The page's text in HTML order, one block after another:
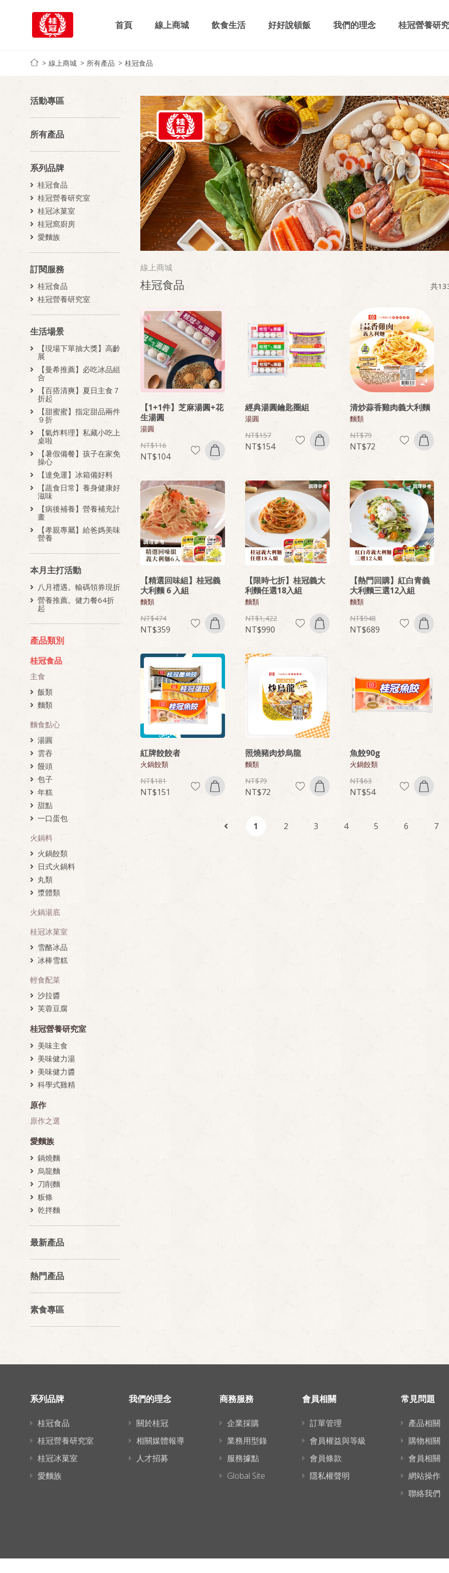
首頁 線上商城 飲食生活 好好說頓飯 我們的理念 桂冠營養研
線上商城 所有產品 桂冠食品
活動專區
所有產品
系列品牌
桂冠食品
桂冠營養研究室
桂冠冰菓室
桂冠窩廚房
愛麵族
訂閱服務
桂冠食品
桂冠營養研究室
生活場景
【現場下單抽大獎】高齡
展
【曼希推薦】必吃冰品組
合
【百搭清爽】夏日主食７
折起
【甜蜜蜜】指定甜品兩件
９折
【氣炸料理】私藏小吃上
桌啦
【暑假備餐】孩子在家免
操心
【達免運】冰箱備好料
【蔬食日常】養身健康好
滋味
【病後補養】營養補充計
畫
【孝親專屬】給爸媽美味
營養
本月主打活動
八月禮遇。輸碼領券現折
營養推薦。健力餐64折
起
產品類別
桂冠食品
主食
飯類
麵類
麵食點心
湯圓
雲吞
饅頭
包子
年糕
甜點
一口蛋包
火鍋料
火鍋餃類
日式火鍋料
丸類
漿體類
火鍋湯底
桂冠冰菓室
雪酪冰品
冰棒雪糕
輕食配菜
沙拉醬
芙蓉豆腐
桂冠營養研究室
美味主食
美味健力湯
美味健力醬
科學式雞精
原作
原作之選
愛麵族
鍋燒麵
烏龍麵
刀削麵
粄條
乾拌麵
最新產品
熱門產品
素食專區
線上商城
桂冠食品 共
【1+1件】芝麻湯圓+花
生湯圓
湯圓
116
104
經典湯圓鑰匙圈組
湯圓
157
154
清炒蒜香雞肉義大利麵
麵類
79
72
【精選回味組】桂冠義
大利麵 6 入組
麵類
474
359
【限時七折】桂冠義大
利麵任選18入組
麵類
1,422
990
【熱門回購】紅白青義
大利麵三選12入組
麵類
948
689
紅牌餃餃者
火鍋餃類
181
151
照燒豬肉炒烏龍
麵類
79
72
魚餃90g
火鍋餃類
63
54
1 2 3 4 5 6 7
系列品牌
桂冠食品
桂冠營養研究室
桂冠冰菓室
愛麵族
我們的理念
關於桂冠
相關媒體報導
人才招募
商務服務
企業採購
業務用型錄
服務據點
Global Site
會員相關
訂單管理
會員權益與等級
會員條款
隱私權聲明
常見問題
產品相關
購物相關
會員相關
網站操作
聯絡我們